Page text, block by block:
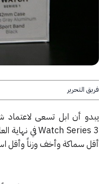
فريق التحرير
أقل سماكة وأخف وزناً وأقل